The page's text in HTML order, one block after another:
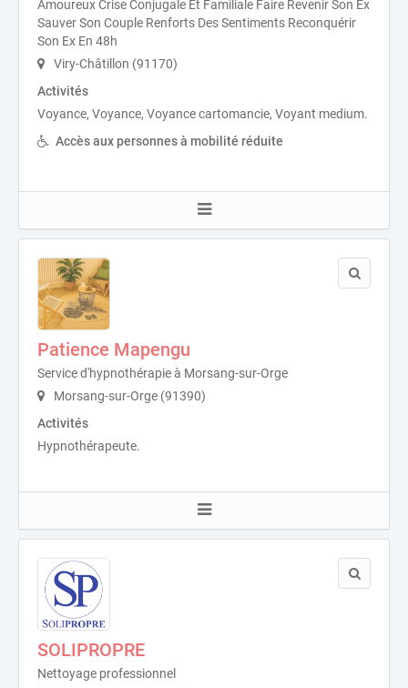
Amoureux Crise Conjugale Et Familiale Faire Revenir Son Ex
Sauver Son Couple Renforts Des Sentiments Reconquérir
Son Ex En 48h
Viry-Châtillon (91170)
Activités
Voyance, Voyance, Voyance cartomancie, Voyant medium.
Accès aux personnes à mobilité réduite
Patience Mapengu
Service d'hypnothérapie à Morsang-sur-Orge
Morsang-sur-Orge (91390)
Activités
Hypnothérapeute.
SOLIPROPRE
Nettoyage professionnel